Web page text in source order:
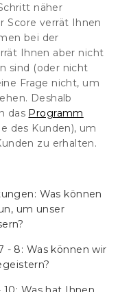
näher
Score verrät Ihnen
bei der
Ihnen aber nicht
sind (oder nicht
Frage nicht, um
Deshalb
das Programm
des Kunden), um
zu erhalten.
Was können
um unser
- 8: Was können wir